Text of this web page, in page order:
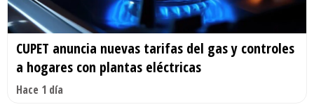
CUPET anuncia nuevas tarifas del gas y controles
a hogares con plantas eléctricas
Hace 1 día